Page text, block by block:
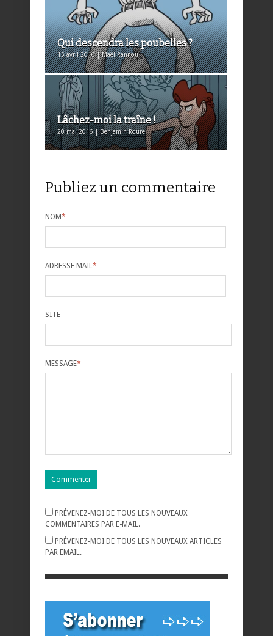
Qui descendra les poubelles ?
15 avril 2016 | Maël Rannou
Lâchez-moi la traîne !
20 mai 2016 | Benjamin Roure
Publiez un commentaire
NOM*
ADRESSE MAIL*
SITE
MESSAGE*
PRÉVENEZ-MOI DE TOUS LES NOUVEAUX
COMMENTAIRES PAR E-MAIL.
PRÉVENEZ-MOI DE TOUS LES NOUVEAUX ARTICLES
PAR EMAIL.